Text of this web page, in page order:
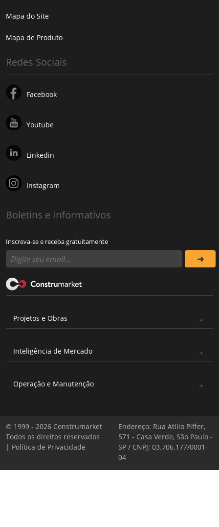
Mapa do Site
Mapa de Produto
Redes Sociais
Facebook
Youtube
Linkedin
Instagram
Boletins e Informativos
Inscreva-se e receba gratuitamente
Projetos e Obras
Inteligência de Mercado
Operação e Manutenção
© 1999 - 2026 Construmarket
Todos os direitos reservados
| Política de Privacidade
Endereço: Rua Atílio Piffer,
571 - Casa Verde, São Paulo -
SP / CNPJ: 03.706.177/0001-
04